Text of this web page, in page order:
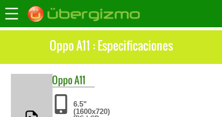
Oppo A11 : Especificaciones
OppoA11
6.5"
(1600x720)